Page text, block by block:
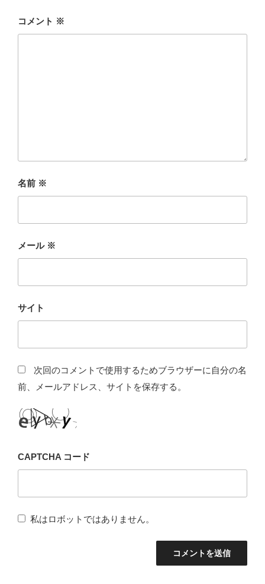
コメント ※
名前 ※
メール ※
サイト
次回のコメントで使用するためブラウザーに自分の名
前、メールアドレス、サイトを保存する。
CAPTCHA コード
私はロボットではありません。